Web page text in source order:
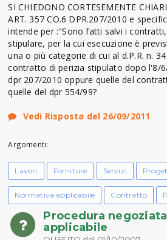
SI CHIEDONO CORTESEMENTE
ART. 357 CO.6 DPR.207/2010 e
intende per :"Sono fatti salvi i
stipulare, per la cui esecuzione è
una o più categorie di cui al d.P.R. n.
contratto di perizia stipulato dopo l'8/
dpr 207/2010 oppure quelle del
quelle del dpr 554/99?
Vedi Risposta del 26/09/2011
Argomenti:
Lavori Forniture Servizi
Normativa applicabile Contratto
Procedura
applicabile